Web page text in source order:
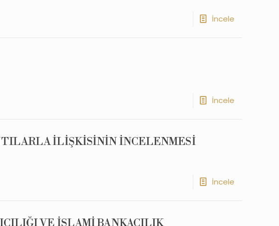
İncele
İncele
İLİŞKİSİNİN İNCELENMESİ
İncele